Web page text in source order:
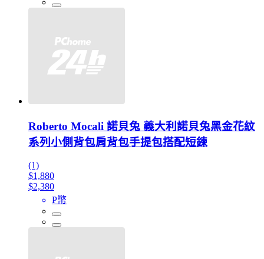
Roberto Mocali 諾貝兔 義大利諾貝兔黑金花紋
系列小側背包肩背包手提包搭配短鍊
(1)
$1,880
$2,380
P幣